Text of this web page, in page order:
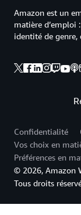
Amazon est un
matière d’emploi
identité de genre,
Confidentialité
Vos choix en
Préférences en
© 2026, Amazon
Tous droits